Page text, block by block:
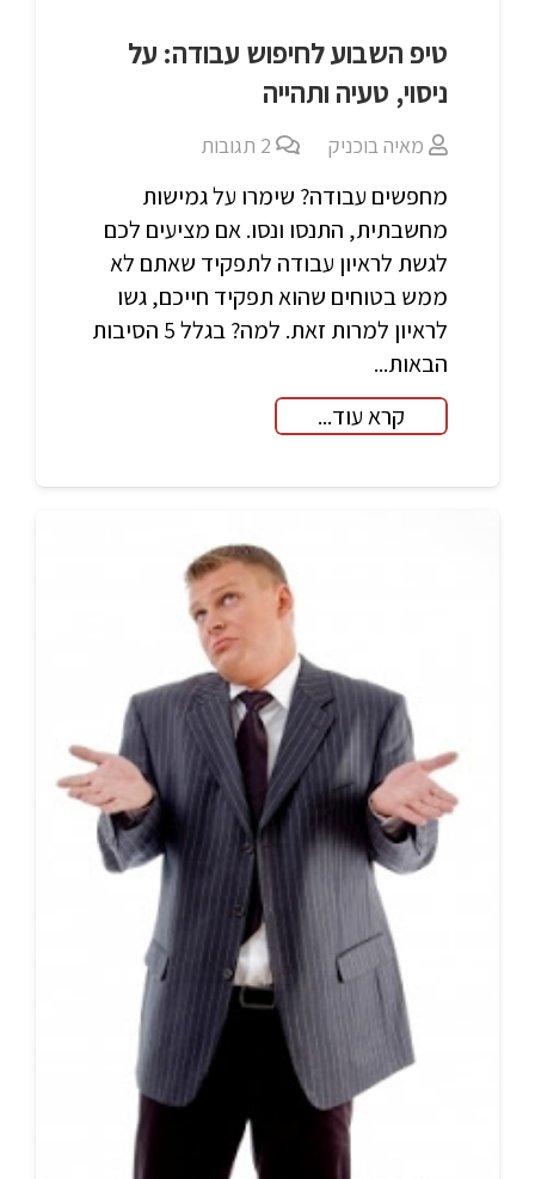
טיפ השבוע לחיפוש עבודה: על
ניסוי, טעיה ותהייה
מאיה בוכניק 2 תגובות
מחפשים עבודה? שימרו על גמישות
מחשבתית, התנסו ונסו. אם מציעים לכם
לגשת לראיון עבודה לתפקיד שאתם לא
ממש בטוחים שהוא תפקיד חייכם, גשו
לראיון למרות זאת. למה? בגלל 5 הסיבות
הבאות...
קרא עוד...